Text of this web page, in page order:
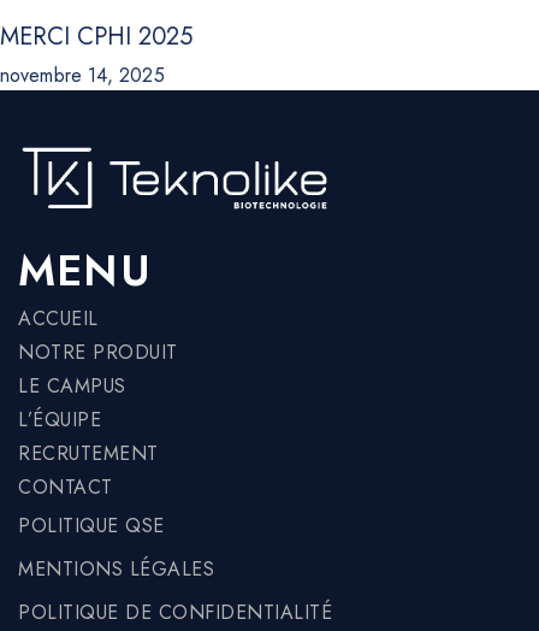
MERCI CPHI 2025
novembre 14, 2025
MENU
ACCUEIL
NOTRE PRODUIT
LE CAMPUS
L’ÉQUIPE
RECRUTEMENT
CONTACT
POLITIQUE QSE
MENTIONS LÉGALES
POLITIQUE DE CONFIDENTIALITÉ